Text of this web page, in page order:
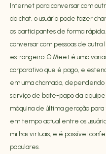
Internet para conversar com
do chat, o usuário pode fazer
os participantes de forma
conversar com pessoas de
estrangeiro. O Meet é uma
corporativo que é pago, e
em uma chamada, dependendo
serviço de bate-papo da
máquina de última geração
em tempo actual entre os
milhas virtuais, e é possível
populares.